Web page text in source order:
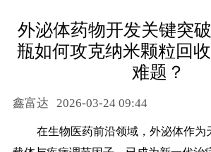
外泌体药物开发关键突
瓶如何攻克纳米颗粒回
难题？
鑫富达 2026-03-24 09:44
在生物医药前沿领域，外泌体作为